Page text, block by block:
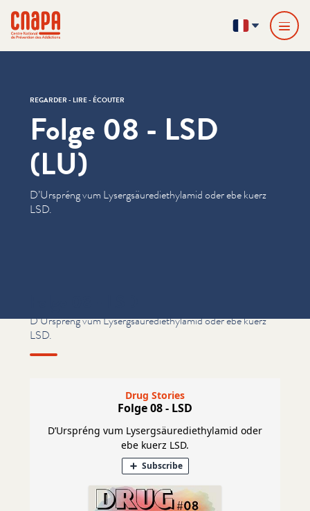
cnapa
FR
REGARDER - LIRE - ÉCOUTER
Folge 08 - LSD
(LU)
D’Urspréng vum Lysergsäuredi­ethy­lamid oder ebe kuerz
LSD.
D’Urspréng vum Lysergsäurediethylamid oder ebe kuerz
LSD.